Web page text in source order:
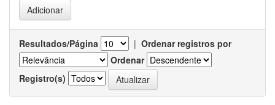
Resultados/Página | Ordenar registros por
Ordenar
Registro(s)